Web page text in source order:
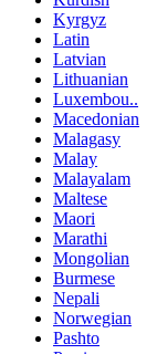
Kyrgyz
Latin
Latvian
Lithuanian
Luxembou..
Macedonian
Malagasy
Malay
Malayalam
Maltese
Maori
Marathi
Mongolian
Burmese
Nepali
Norwegian
Pashto